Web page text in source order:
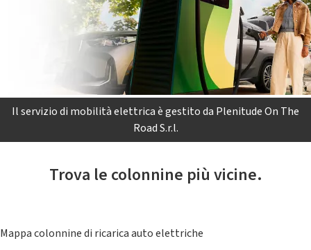
Il servizio di mobilità elettrica è gestito da Plenitude On The
Road S.r.l.
Trova le colonnine più vicine.
Mappa colonnine di ricarica auto elettriche